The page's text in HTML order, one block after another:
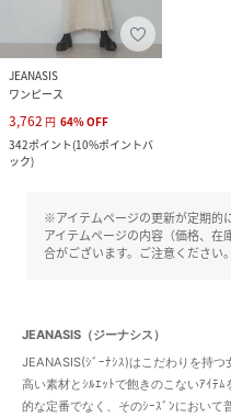
JEANASIS
ワンピース
3,762 円 64%OFF
342ポイント(10%ポイントバ
ック)
※アイテムページの更新が定期的
アイテムページの内容（価格、
合がございます。ご注意ください。
JEANASIS（ジーナシス）
JEANASIS(ｼﾞｰﾅｼｽ)はこだわりを持
高い素材とｼﾙｴｯﾄで飽きのこないｱｲﾃ
的な定番でなく、そのｼｰｽﾞﾝにおいて